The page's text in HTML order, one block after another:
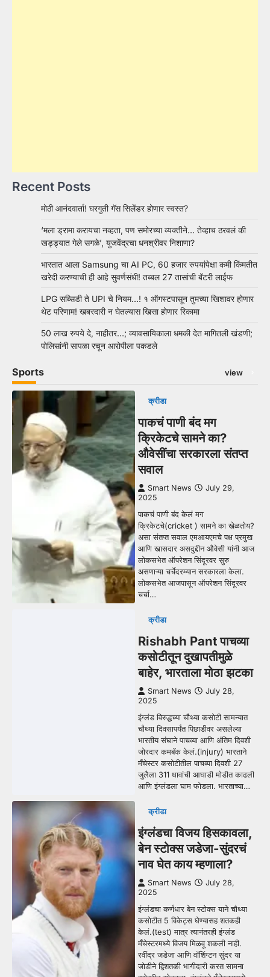
Recent Posts
मोठी आनंदवार्ता! घरगुती गॅस सिलेंडर होणार स्वस्त?
‘मला ड्रामा करायचा नव्हता, पण समोरच्या व्यक्तीने… तेव्हाच ठरवलं की
खड्ड्यात गेले सगळे’, युजवेंद्रचा धनश्रीवर निशाणा?
भारतात आला Samsung चा AI PC, 60 हजार रुपयांपेक्षा कमी किंमतीत
खरेदी करण्याची ही आहे सुवर्णसंधी! तब्बल 27 तासांची बॅटरी लाईफ
LPG सब्सिडी ते UPI चे नियम…! १ ऑगस्टपासून तुमच्या खिशावर होणार
थेट परिणाम! खबरदारी न घेतल्यास खिसा होणार रिकामा
50 लाख रुपये दे, नाहीतर…; व्यावसायिकाला धमकी देत मागितली खंडणी;
पोलिसांनी सापळा रचून आरोपीला पकडले
Sports view
क्रीडा
पाकचं पाणी बंद मग
क्रिकेटचे सामने का?
औवेसींचा सरकारला संतप्त
सवाल
Smart News
July 29,
2025
पाकचं पाणी बंद केलं मग
क्रिकेटचे(cricket ) सामने का खेळतोय?
असा संतप्त सवाल एमआयएमचे पक्ष प्रमुख
आणि खासदार असदुद्दीन औवेसी यांनी आज
लोकसभेत ऑपरेशन सिंदूरवर सुरु
असणाऱ्या चर्चेदरम्यान सरकारला केला.
लोकसभेत आजपासून ऑपरेशन सिंदूरवर
चर्चा…
क्रीडा
Rishabh Pant पाचव्या
कसोटीतून दुखापतीमुळे
बाहेर, भारताला मोठा झटका
Smart News
July 28,
2025
इंग्लंड विरुद्धच्या चौथ्या कसोटी सामन्यात
चौथ्या दिवसापर्यंत पिछाडीवर असलेल्या
भारतीय संघाने पाचव्या आणि अंतिम दिवशी
जोरदार कमबॅक केलं.(injury) भारताने
मँचेस्टर कसोटीतील पाचव्या दिवशी 27
जुलैला 311 धावांची आघाडी मोडीत काढली
आणि इंग्लंडला घाम फोडला. भारताच्या…
क्रीडा
इंग्लंडचा विजय हिसकावला,
बेन स्टोक्स जडेजा-सुंदरचं
नाव घेत काय म्हणाला?
Smart News
July 28,
2025
इंग्लंडचा कर्णधार बेन स्टोक्स याने चौथ्या
कसोटीत 5 विकेट्स घेण्यासह शतकही
केलं.(test) मात्र त्यानंतरही इंग्लंड
मँचेस्टरमध्ये विजय मिळवू शकली नाही.
रवींद्र जडेजा आणि वॉशिंग्टन सुंदर या
जोडीने द्विशतकी भागीदारी करत सामना